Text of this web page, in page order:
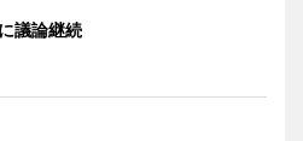
議論継続